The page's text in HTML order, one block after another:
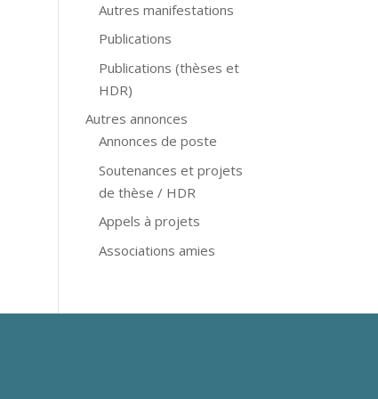
Autres manifestations
Publications
Publications (thèses et
HDR)
Autres annonces
Annonces de poste
Soutenances et projets
de thèse / HDR
Appels à projets
Associations amies